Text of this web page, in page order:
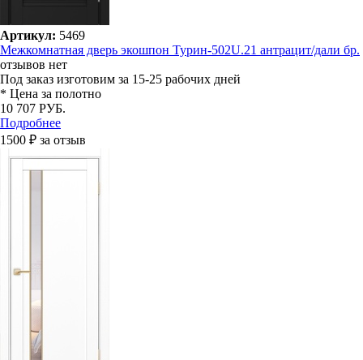
Артикул: 5469
Межкомнатная дверь экошпон Турин-502U.21 антрацит/дали бр.
отзывов нет
Под заказ изготовим за 15-25 рабочих дней
* Цена за полотно
10 707 РУБ.
Подробнее
1500 ₽ за отзыв